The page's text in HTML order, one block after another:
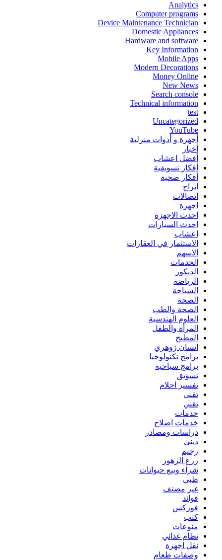
Analytics
Computer programs
Device Maintenance Technician
Domestic Appliances
Hardware and software
Key Information
Mobile Apps
Modern Decorations
Money Online
New News
Search console
Technical information
test
Uncategorized
YouTube
أجهرة و أدوات منزلية
أخبار
أفضل اعشاب
أفكار تسويقية
أفكار صحية
ابراج
اتصالات
اجهزة
احدث الاجهزة
احدث السيارات
اعشاب
الاستثمار في العقارات
الاسهم
الخدمات
الديكور
الرياضة
السياحة
الصحة
الصحة والطب
العلوم الهندسية
المرأة والطفل
المطبخ
انسان زوهري
برامج تكنولوجيا
برامج سياحية
تسويق
تفسير احلام
تقنى
تقني
خدمات
خدمات اصلاح
دراسات ومصادر
ديني
رجيم
زرع الزهور
شراء وبيع حيوانات
طبي
غير مصنف
فوائد
فوركس
كتب
منوعات
نظام غذائي
نقل اجهزة
وصفات طعام